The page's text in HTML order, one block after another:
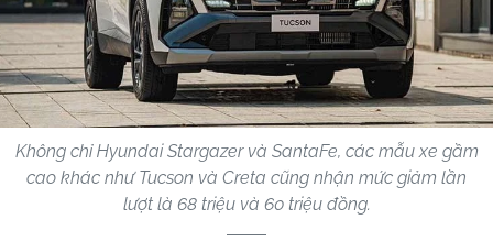
Không chỉ Hyundai Stargazer và SantaFe, các mẫu xe gầm
cao khác như Tucson và Creta cũng nhận mức giảm lần
lượt là 68 triệu và 60 triệu đồng.